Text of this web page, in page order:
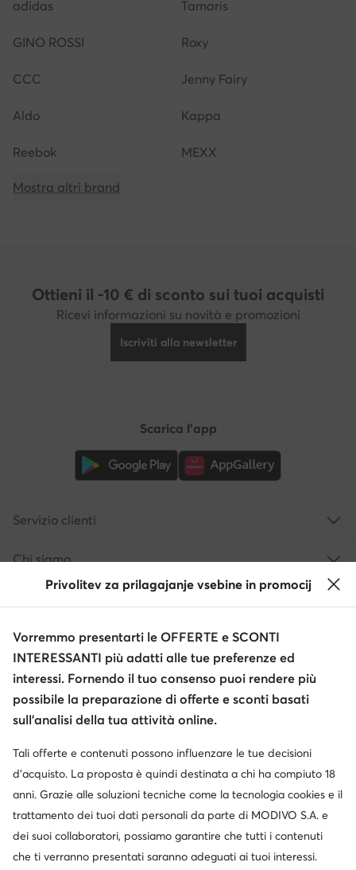
adidas Tamaris
GINO ROSSI Roxy
CCC Jenny Fairy
Aldo Kappa
Reebok MEXX
Mostra altri brand
Ottieni il -10 € di sconto sui tuoi acquisti
Ricevi informazioni su novità e promozioni
Iscriviti alla newsletter
Cambia paese: Italia (IT)
Scarica l'app
Servizio clienti
Chi siamo
© escarpe.it 2026
Informativa sulla privacy
Protezione dei dati
Privolitev za prilagajanje vsebine in promocij
Vorremmo presentarti le OFFERTE e SCONTI
INTERESSANTI più adatti alle tue preferenze ed
interessi. Fornendo il tuo consenso puoi rendere più
possibile la preparazione di offerte e sconti basati
sull’analisi della tua attività online.
Tali offerte e contenuti possono influenzare le tue decisioni
d’acquisto. La proposta è quindi destinata a chi ha compiuto 18
anni. Grazie alle soluzioni tecniche come la tecnologia cookies e il
trattamento dei tuoi dati personali da parte di MODIVO S.A. e
dei suoi collaboratori, possiamo garantire che tutti i contenuti
che ti verranno presentati saranno adeguati ai tuoi interessi.